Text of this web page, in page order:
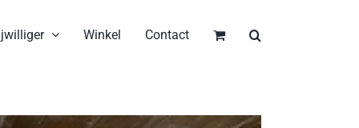
Winkel Contact